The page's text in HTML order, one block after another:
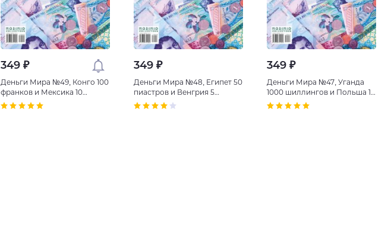
349 ₽
Деньги Мира №49, Конго 100
франков и Мексика 10
сентаво
349 ₽
Деньги Мира №48, Египет 50
пиастров и Венгрия 5
форинтов
349 ₽
Деньги Мира №47, Уганда
1000 шиллингов и Польша 10
грошей